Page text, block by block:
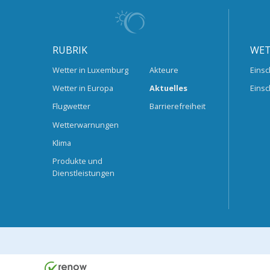
RUBRIK
Wetter in Luxemburg
Wetter in Europa
Flugwetter
Wetterwarnungen
Klima
Produkte und
Dienstleistungen
Akteure
Aktuelles
Barrierefreiheit